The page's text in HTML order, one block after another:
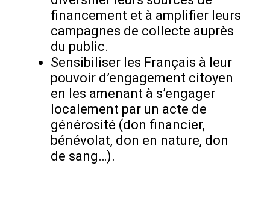
financement et à amplifier leurs
campagnes de collecte auprès
du public.
Sensibiliser les Français à leur
pouvoir d’engagement citoyen
en les amenant à s’engager
localement par un acte de
générosité (don financier,
bénévolat, don en nature, don
de sang…).